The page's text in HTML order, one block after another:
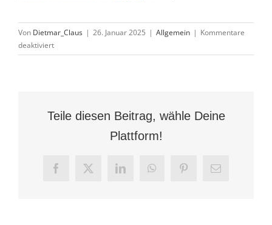
Von Dietmar_Claus | 26. Januar 2025 | Allgemein | Kommentare
deaktiviertfür
Frauen
Crunchtime
gegen
II
Teile diesen Beitrag, wähle Deine
Plattform!
Facebook
X LinkedInWhatsAppPinterest
E-